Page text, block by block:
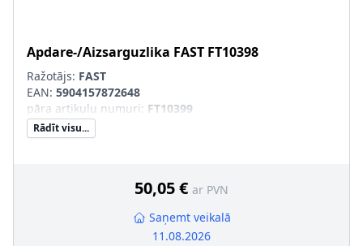
Apdare-/Aizsarguzlika FAST FT10398
Ražotājs: FAST
EAN: 5904157872648
pāra artikulu numuri: FT10399
Rādīt visu...
50,05 € ar PVN
Saņemt veikalā
11.08.2026